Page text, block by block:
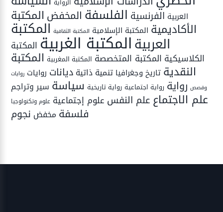
الرواية
العربية الفرنسية الفلسفة المخفض المكتبة
الأكاديمية المكتبة الإسلامية المكتبة الثقافية المكتبة
العربيةالمكتبة الغربية المكتبة
الكلاسيكية المكتبة المتخصصة المكتبة المغربية المكتبة
النقدية تاريخ وجغرافيا تنمية ذاتية ديانات روايات روايات
وقصص رواية رواية اجتماعية رواية تاريخية سياسة سير وتراجم
علم الاجتماع علم النفس علوم إجتماعية علوم وتكنولوجيا
فلسفة مخفض نجوم